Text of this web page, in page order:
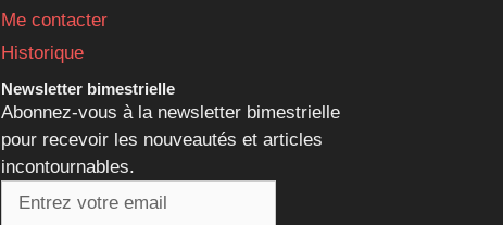
Me contacter
Historique
Newsletter bimestrielle
Abonnez-vous à la newsletter bimestrielle
pour recevoir les nouveautés et articles
incontournables.